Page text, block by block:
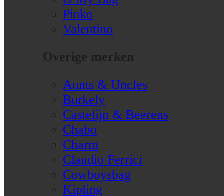
Pinko
Valentino
Overige merken
Aunts & Uncles
Burkely
Castelijn & Beerens
Chabo
Charm
Claudio Ferrici
Cowboysbag
Kipling